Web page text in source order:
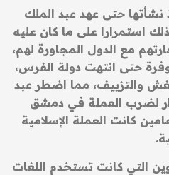
نشأتها حتى عهد عبد الملك
استمرارا على ما كان عليه
مع الدول المجاورة لهم،
حتى انتهت دولة الفرس،
والتزييف، مما اضطر عبد
لضرب العملة في دمشق
وخلال عامين كانت العملة الإسلامية
التي كانت تستخدم اللغات